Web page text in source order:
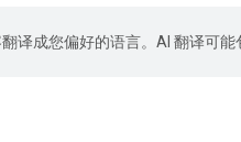
译成您偏好的语言。AI 翻译可能